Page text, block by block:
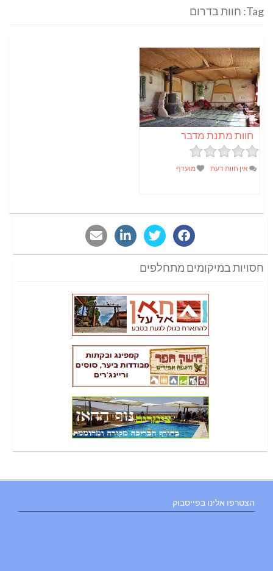
Tag: חוות בדרום
חוות מתנת מדבר
אין חוות דעת מועדף
חסויות במיקומים מתחלפים
הצטרפו אלינו בפייסבוק